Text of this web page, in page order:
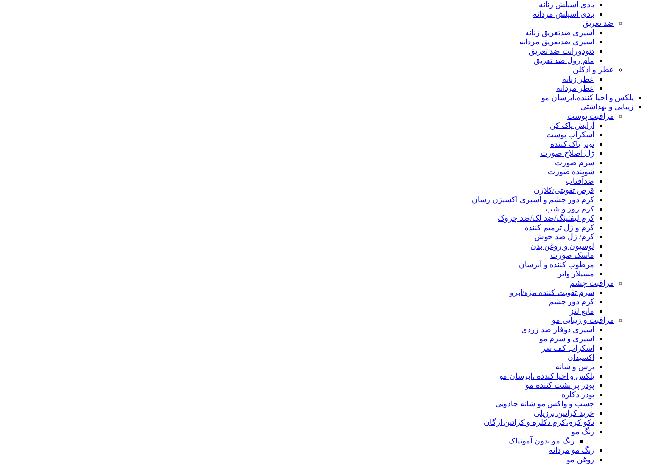
بادی اسپلش زنانه
بادی اسپلش مردانه
ضد تعریق
اسپری ضدتعریق زنانه
اسپری ضدتعریق مردانه
دئودورانت ضد تعریق
مام رول ضد تعریق
عطر و ادکلن
عطر زنانه
عطر مردانه
پلکس و احیا کننده،ابرسان مو
زیبایی و بهداشتی
مراقبت پوست
آرایش پاک کن
اسکراب پوست
تونر پاک کننده
ژل اصلاح صورت
سرم صورت
شوینده صورت
ضدآفتاب
قرص تقویتی/کلاژن
کرم دور چشم و اسپری اکسیژن رسان
کرم روز و شب
کرم لیفتینگ/ضد لک/ضد چروک
کرم و ژل ترمیم کننده
کرم/ ژل ضد جوش
لوسیون و روغن بدن
ماسک صورت
مرطوب کننده و آبرسان
مسیلار واتر
مراقبت چشم
سرم تقویت کننده مژه/ابرو
کرم دور چشم
مایع لنز
مراقبت و زیبایی مو
اسپری دوفاز ضد زردی
اسپری و سرم مو
اسکراب کف سر
اکسیدان
برس و شانه
پلکس و احیا کندده ،ابرسان مو
پودر پر پشت کننده مو
پودر دکلره
چسب و واکس مو شانه جادویی
خرید کراتین برزیلی
دکو کرم،کرم دکلره و کراتین ارگان
رنگ مو
رنگ مو بدون آمونیاک
رنگ مو مردانه
روغن مو